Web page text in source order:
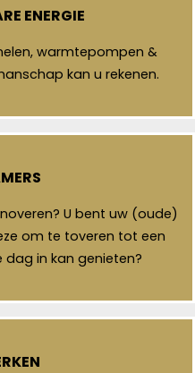
ENERGIE
warmtepompen &
kan u rekenen.
U bent uw (oude)
om te toveren tot een
in kan genieten?